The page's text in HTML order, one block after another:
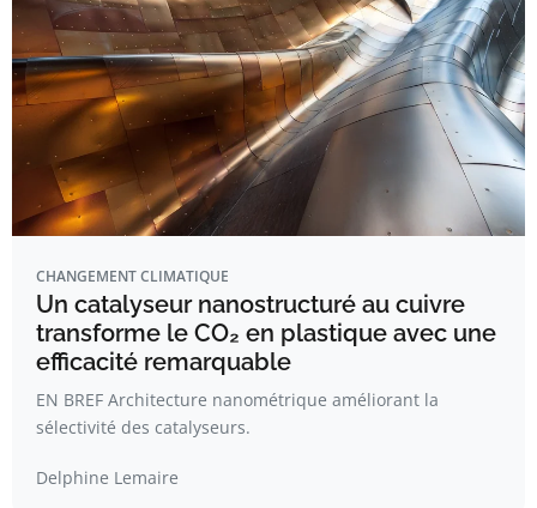
CHANGEMENT CLIMATIQUE
Un catalyseur nanostructuré au cuivre
transforme le CO₂ en plastique avec une
efficacité remarquable
EN BREF Architecture nanométrique améliorant la
sélectivité des catalyseurs.
Delphine Lemaire